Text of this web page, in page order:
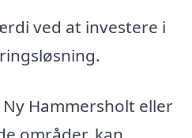
ved at investere i
Hammersholt eller